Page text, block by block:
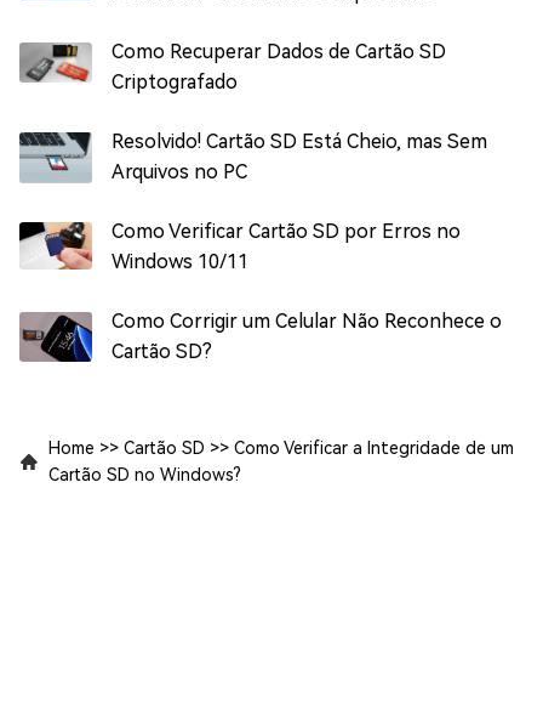
Como Recuperar Dados de Cartão SD
Criptografado
Resolvido! Cartão SD Está Cheio, mas Sem
Arquivos no PC
Como Verificar Cartão SD por Erros no
Windows 10/11
Como Corrigir um Celular Não Reconhece o
Cartão SD?
Home >> Cartão SD >> Como Verificar a Integridade de um
Cartão SD no Windows?